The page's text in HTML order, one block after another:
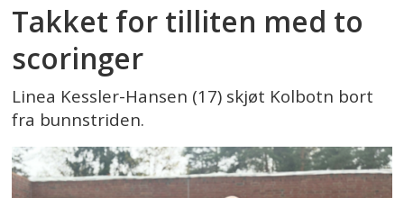
Takket for tilliten med to
scoringer
Linea Kessler-Hansen (17) skjøt Kolbotn bort
fra bunnstriden.